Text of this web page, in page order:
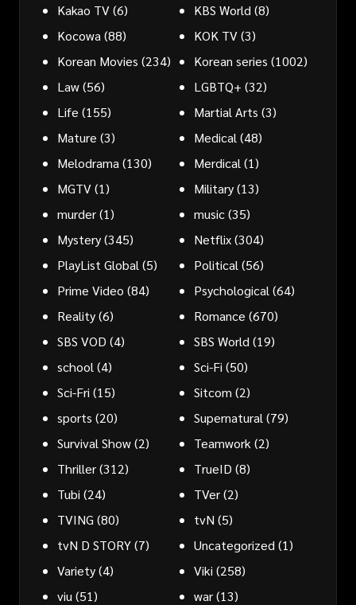
Kakao TV(6) KBS World (8)
Kocowa (88) KOK TV(3)
Korean Movies (234) Korean series (1002)
Law(56) LGBTQ+ (32)
Life (155) Martial Arts (3)
Mature (3) Medical (48)
Melodrama (130) Merdical (1)
MGTV(1) Military(13)
murder(1) music(35)
Mystery(345) Netflix(304)
PlayList Global (5) Political (56)
Prime Video (84) Psychological (64)
Reality(6) Romance (670)
SBS VOD (4) SBS World (19)
school (4) Sci-Fi (50)
Sci-Fri (15) Sitcom (2)
sports (20) Supernatural (79)
Survival Show(2) Teamwork (2)
Thriller(312) TrueID (8)
Tubi (24) TVer(2)
TVING (80) tvN (5)
tvN D STORY(7) Uncategorized (1)
Variety(4) Viki (258)
viu (51) war(13)